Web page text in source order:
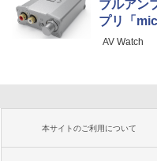
ブルアン
プリ「
AV Watch
本サイトのご利用について